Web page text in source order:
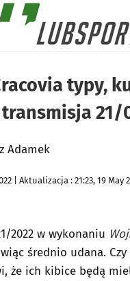
typy,
21/
Adamek
| Aktualizacja : 21:23, 19 May
2022 w wykonaniu
średnio udana.
że ich kibice będą